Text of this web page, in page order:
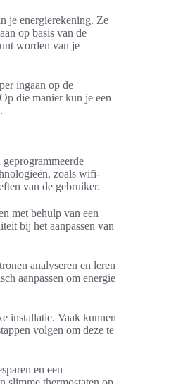
je energierekening. Ze
op basis van de
worden van je
ingaan op de
die manier kun je een
zoals wifi-
van de gebruiker.
met behulp van een
bij het aanpassen van
analyseren en leren
aanpassen om energie
installatie. Vaak kunnen
volgen om deze te
en een